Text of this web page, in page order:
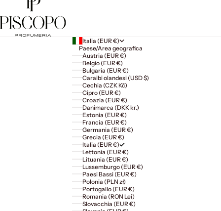
Italia (EUR €)
Paese/Area geografica
Austria (EUR €)
Belgio (EUR €)
Bulgaria (EUR €)
Caraibi olandesi (USD $)
Cechia (CZK Kč)
Cipro (EUR €)
Croazia (EUR €)
Danimarca (DKK kr.)
Estonia (EUR €)
Francia (EUR €)
Germania (EUR €)
Grecia (EUR €)
Italia (EUR €)
Lettonia (EUR €)
Lituania (EUR €)
Lussemburgo (EUR €)
Paesi Bassi (EUR €)
Polonia (PLN zł)
Portogallo (EUR €)
Romania (RON Lei)
Slovacchia (EUR €)